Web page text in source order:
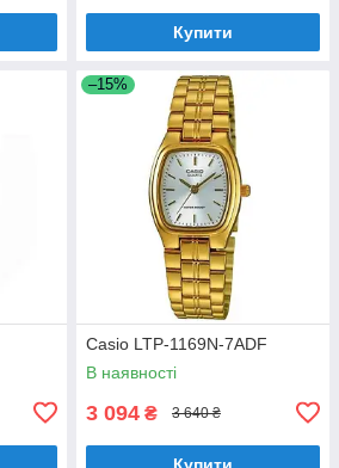
Купити
–15%
Casio LTP-1169N-7ADF
В наявності
3 094 ₴ 3 640 ₴